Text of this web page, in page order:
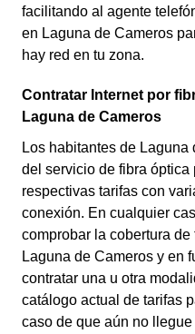
facilitando al agente
en Laguna de Cameros
hay red en tu zona.
Contratar Internet por
Laguna de Cameros
Los habitantes de
del servicio de fibra óptica
respectivas tarifas con
conexión. En cualquier
comprobar la cobertura
Laguna de Cameros y en
contratar una u otra
catálogo actual de tarifas
caso de que aún no